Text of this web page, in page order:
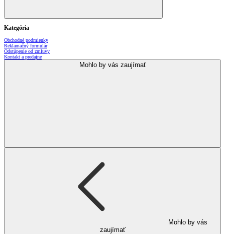
Kategória
Obchodné podmienky
Reklamačný formulár
Odstúpenie od zmluvy
Kontakt a predajne
Mohlo by vás zaujímať
Mohlo by vás
zaujímať